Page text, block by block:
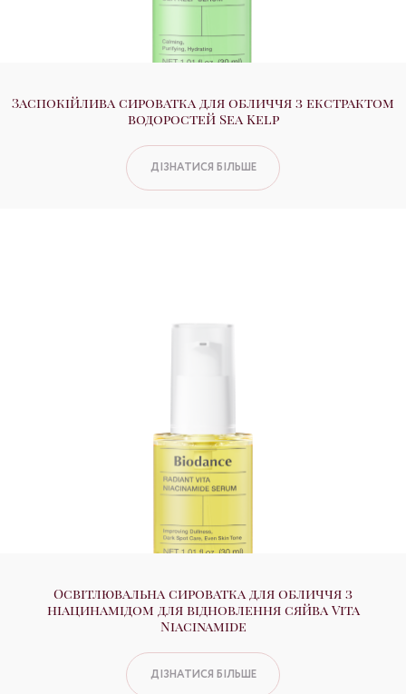
Заспокійлива сироватка для обличчя з екстрактом
водоростей Sea Kelp
ДІЗНАТИСЯ БІЛЬШЕ
Освітлювальна сироватка для обличчя з
ніацинамідом для відновлення сяйва Vita
Niacinamide
ДІЗНАТИСЯ БІЛЬШЕ